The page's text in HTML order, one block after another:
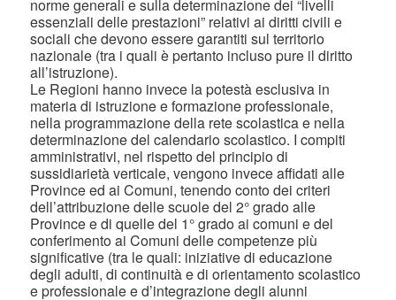
norme generali e sulla determinazione dei “livelli
essenziali delle prestazioni” relativi ai diritti civili e
sociali che devono essere garantiti sul territorio
nazionale (tra i quali è pertanto incluso pure il diritto
all’istruzione).
Le Regioni hanno invece la potestà esclusiva in
materia di istruzione e formazione professionale,
nella programmazione della rete scolastica e nella
determinazione del calendario scolastico. I compiti
amministrativi, nel rispetto del principio di
sussidiarietà verticale, vengono invece affidati alle
Province ed ai Comuni, tenendo conto dei criteri
dell’attribuzione delle scuole del 2° grado alle
Province e di quelle del 1° grado ai comuni e del
conferimento ai Comuni delle competenze più
significative (tra le quali: iniziative di educazione
degli adulti, di continuità e di orientamento scolastico
e professionale e d’integrazione degli alunni